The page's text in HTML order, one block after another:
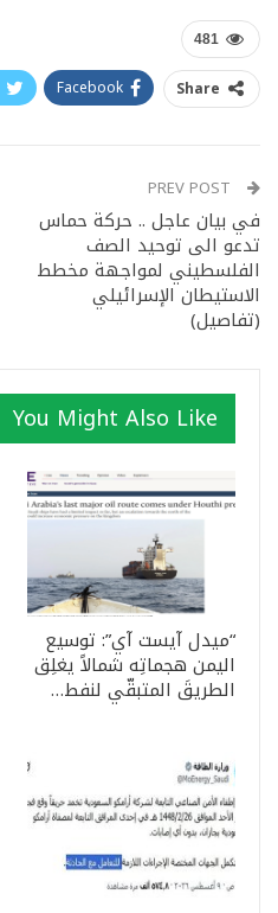
481
Share
Facebook
في بيان عاجل .. حركة حماس
تدعو الى توحيد الصف
الفلسطيني لمواجهة مخطط
الاستيطان الإسرائيلي
(تفاصيل)
You Might Also Like
“ميدل آيست آي”: توسيع
اليمن هجماتِه شمالاً يغلِق
الطريقَ المتبقّي لنفط…